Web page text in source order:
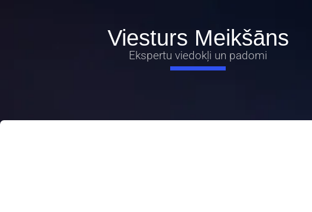
Viesturs Meikšāns
Ekspertu viedokļi un padomi